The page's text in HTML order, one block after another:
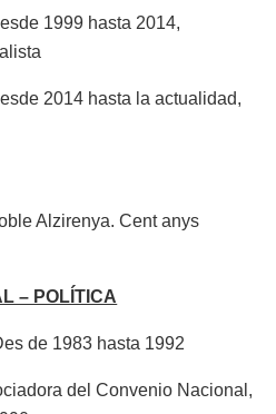
1999 hasta 2014,
2014 hasta la actualidad,
Alzirenya. Cent anys
– POLÍTICA
de 1983 hasta 1992
del Convenio Nacional,